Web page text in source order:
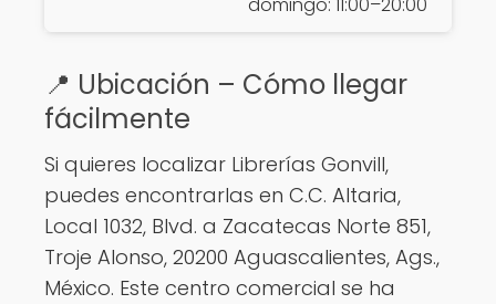
📍 Ubicación – Cómo llegar
fácilmente
Si quieres localizar Librerías Gonvill,
puedes encontrarlas en C.C. Altaria,
Local 1032, Blvd. a Zacatecas Norte 851,
Troje Alonso, 20200 Aguascalientes, Ags.,
México. Este centro comercial se ha